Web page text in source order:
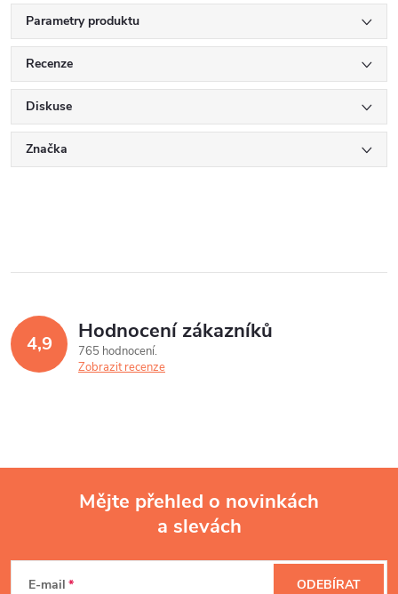
Parametry produktu
Recenze
Diskuse
Značka
4,9 Hodnocení zákazníků
765 hodnocení
Zobrazit recenze
Mějte přehled o novinkách
a slevách
E-mail ODEBÍRAT